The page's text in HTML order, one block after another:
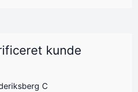
kunde
C